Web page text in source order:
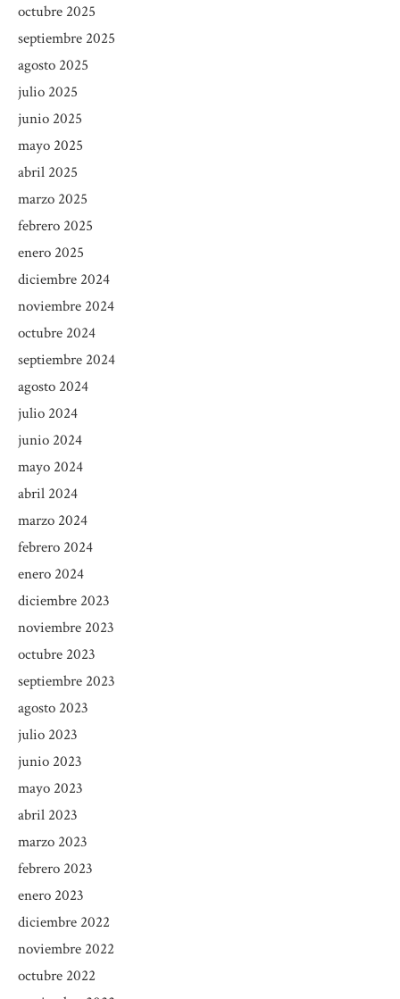
octubre 2025
septiembre 2025
agosto 2025
julio 2025
junio 2025
mayo 2025
abril 2025
marzo 2025
febrero 2025
enero 2025
diciembre 2024
noviembre 2024
octubre 2024
septiembre 2024
agosto 2024
julio 2024
junio 2024
mayo 2024
abril 2024
marzo 2024
febrero 2024
enero 2024
diciembre 2023
noviembre 2023
octubre 2023
septiembre 2023
agosto 2023
julio 2023
junio 2023
mayo 2023
abril 2023
marzo 2023
febrero 2023
enero 2023
diciembre 2022
noviembre 2022
octubre 2022